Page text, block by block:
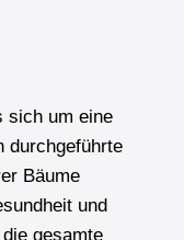
sich um eine
durchgeführte
Bäume
und
gesamte